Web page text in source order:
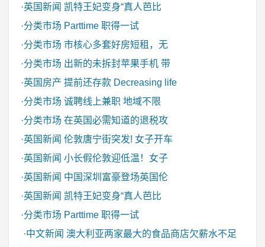
·英国新闻 凯特王妃变身“真人芭比
·分类市场 Parttime 职得一试
·分类市场 市核心多套好房短租，无
·分类市场 出新的未拆封苹果手机 带
·英国房产 提前还存款 Decreasing life
·分类市场 诚聘线上兼职 地域不限
·分类市场 在英国必需知道的退税攻
·英国新闻 伦敦唐宁街突发! 女子开车
·英国新闻 小长假伦敦迎低温！女子
·英国新闻 中国深圳富豪登场英国伦
·英国新闻 凯特王妃变身“真人芭比
·分类市场 Parttime 职得一试
·中文新闻 澳大利亚两家最大的食品商店欠薪水不足